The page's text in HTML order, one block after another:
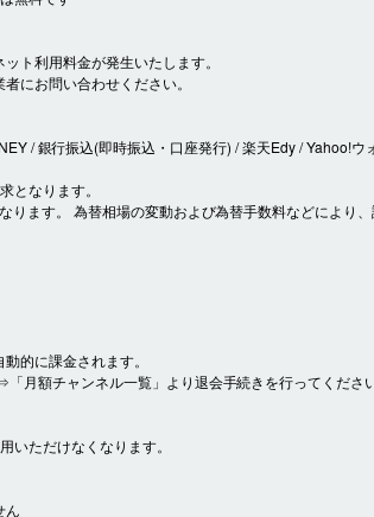
ト利用料金が発生いたします。
にお問い合わせください。
/ 銀行振込(即時振込・口座発行) / 楽天Edy / Yahoo!
となります。
ます。 為替相場の変動および為替手数料などによ
的に課金されます。
月額チャンネル一覧」より退会手続きを行ってください
いただけなくなります。
ん